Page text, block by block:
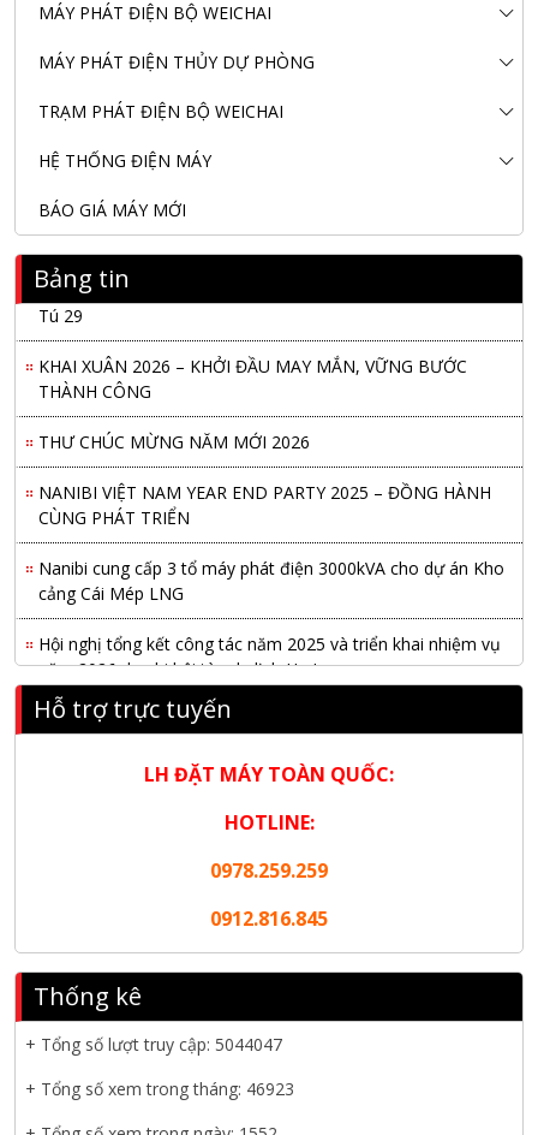
MÁY PHÁT ĐIỆN BỘ WEICHAI
MÁY PHÁT ĐIỆN THỦY DỰ PHÒNG
TRẠM PHÁT ĐIỆN BỘ WEICHAI
HỆ THỐNG ĐIỆN MÁY
BÁO GIÁ MÁY MỚI
Bảng tin
Nanibi Cung Cấp Động Cơ Weichai Cho Tàu Vận Tải Minh
Tú 29
KHAI XUÂN 2026 – KHỞI ĐẦU MAY MẮN, VỮNG BƯỚC
THÀNH CÔNG
THƯ CHÚC MỪNG NĂM MỚI 2026
NANIBI VIỆT NAM YEAR END PARTY 2025 – ĐỒNG HÀNH
CÙNG PHÁT TRIỂN
Nanibi cung cấp 3 tổ máy phát điện 3000kVA cho dự án Kho
cảng Cái Mép LNG
Hội nghị tổng kết công tác năm 2025 và triển khai nhiệm vụ
năm 2026 do chi hội tàu du lịch Hạ Long
NANIBI khai trương văn phòng Ninh Bình & kỷ niệm 15 năm
phát triển bền vững
Tập đoàn Công nghiệp nặng Sơn Đông tổ chức Hội nghị đối
Nanibi Cung Cấp Động Cơ Weichai Cho Tàu Vận Tải Minh
THƯ CHÚC MỪNG NĂM MỚI 2026
CÙNG PHÁT TRIỂN
Hỗ trợ trực tuyến
LH ĐẶT MÁY TOÀN QUỐC:
HOTLINE:
0978.259.259
0912.816.845
Thống kê
+ Tổng số lượt truy cập: 5044047
+ Tổng số xem trong tháng: 46923